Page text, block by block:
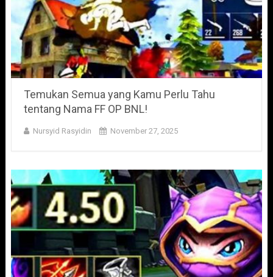
Temukan Semua yang Kamu Perlu Tahu
tentang Nama FF OP BNL!
Nursyid Rasyidin November 27, 2025